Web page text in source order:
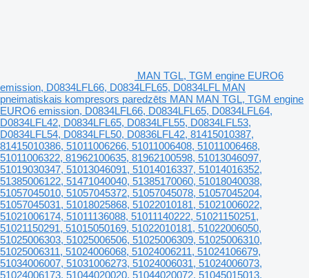
MAN TGL, TGM engine EURO6
emission, D0834LFL66, D0834LFL65, D0834LFL MAN
pneimatiskais kompresors paredzēts MAN MAN TGL, TGM engine
EURO6 emission, D0834LFL66, D0834LFL65, D0834LFL64,
D0834LFL42, D0834LFL65, D0834LFL55, D0834LFL53,
D0834LFL54, D0834LFL50, D0836LFL42, 81415010387,
81415010386, 51011006266, 51011006408, 51011006468,
51011006322, 81962100635, 81962100598, 51013046097,
51019030347, 51013046091, 51014016337, 51014016352,
51385006122, 51471040040, 51385170060, 51018040038,
51057045010, 51057045372, 51057045078, 51057045204,
51057045031, 51018025868, 51022010181, 51021006022,
51021006174, 51011136088, 51011140222, 51021150251,
51021150291, 51015050169, 51022010181, 51022006050,
51025006303, 51025006506, 51025006309, 51025006310,
51025006311, 51024006068, 51024006211, 51024106679,
51034006007, 51031006273, 51024006031, 51024006073,
51024006173, 51044020020, 51044020072, 51045015013,